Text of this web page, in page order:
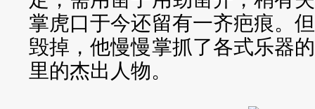
掌虎口于今还留有一齐疤痕。
毁掉，他慢慢掌抓了各式乐器
里的杰出人物。